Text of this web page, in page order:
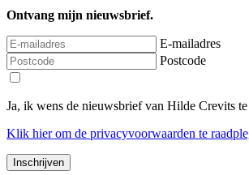
Ontvang mijn nieuwsbrief.
E-mailadres
Postcode
Ja, ik wens de nieuwsbrief van Hilde Crevits
Klik hierom de privacyvoorwaarden te